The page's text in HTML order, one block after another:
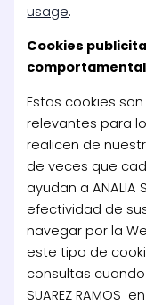
usage.
Cookies
Estas cookies
relevantes para
realicen de
de veces que
ayudan a ANALIA
efectividad de
navegar por la
este tipo de
consultas cuando
SUAREZ RAMOS